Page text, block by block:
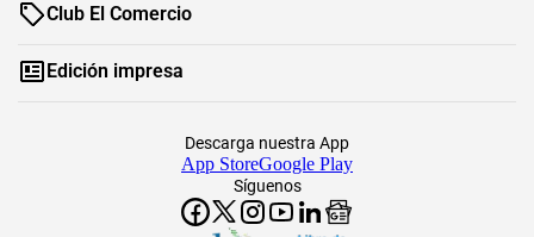
Club El Comercio
Edición impresa
Síguenos
Descarga nuestra App
App StoreGoogle Play